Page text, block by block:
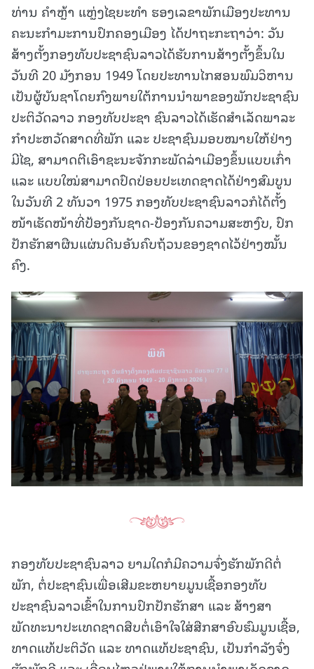
ທ່ານ ຄໍາຫຼ້າ ແຫຼ່ງໄຊຍະທໍາ ຮອງເລຂາພັກເມືອງປະທານ
ຄະນະກໍາມະການປົກຄອງເມືອງ ໄດ້ປາຖະກະຖາວ່າ: ວັນ
ສ້າງຕັ້ງກອງທັບປະຊາຊົນລາວໄດ້ຮັບການສ້າງຕັ້ງຂຶ້ນໃນ
ວັນທີ 20 ມັງກອນ 1949 ໂດຍປະທານໄກສອນພົມວິຫານ
ເປັນຜູ້ບັນຊາໂດຍກົງພາຍໃຕ້ການນຳພາຂອງພັກປະຊາຊົນ
ປະຕິວັດລາວ ກອງທັບປະຊາ ຊົນລາວໄດ້ເຮັດສຳເລັດພາລະ
ກຳປະຫວັດສາດທີ່ພັກ ແລະ ປະຊາຊົນມອບໝາຍໃຫ້ຢ່າງ
ມີໄຊ, ສາມາດຕີເອົາຊະນະຈັກກະພັດລ່າເມືອງຂຶ້ນແບບເກົ່າ
ແລະ ແບບໃໝ່ສາມາດປົດປ່ອຍປະເທດຊາດໄດ້ຢ່າງສົມບູນ
ໃນວັນທີ 2 ທັນວາ 1975 ກອງທັບປະຊາຊົນລາວກໍໄດ້ຕັ້ງ
ໜ້າເຮັດໜ້າທີ່ປ້ອງກັນຊາດ-ປ້ອງກັນຄວາມສະຫງົບ, ປົກ
ປັກຮັກສາຜືນແຜ່ນດີນອັນຄົບຖ້ວນຂອງຊາດໄວ້ຢ່າງໝັ້ນ
ຄົງ.
ກອງທັບປະຊາຊົນລາວ ຍາມໃດກໍມີຄວາມຈົ່ງຮັກພັກດີຕໍ່
ພັກ, ຕໍ່ປະຊາຊົນເພື່ອເສີມຂະຫຍາຍມູນເຊື້ອກອງທັບ
ປະຊາຊົນລາວເຂົ້າໃນການປົກປັກຮັກສາ ແລະ ສ້າງສາ
ພັດທະນາປະເທດຊາດສືບຕໍ່ເອົາໃຈໃສ່ສືກສາອົບຮົມມູນເຊື້ອ,
ທາດແທ້ປະຕິວັດ ແລະ ທາດແທ້ປະຊາຊົນ, ເປັນກຳລັງຈົ່ງ